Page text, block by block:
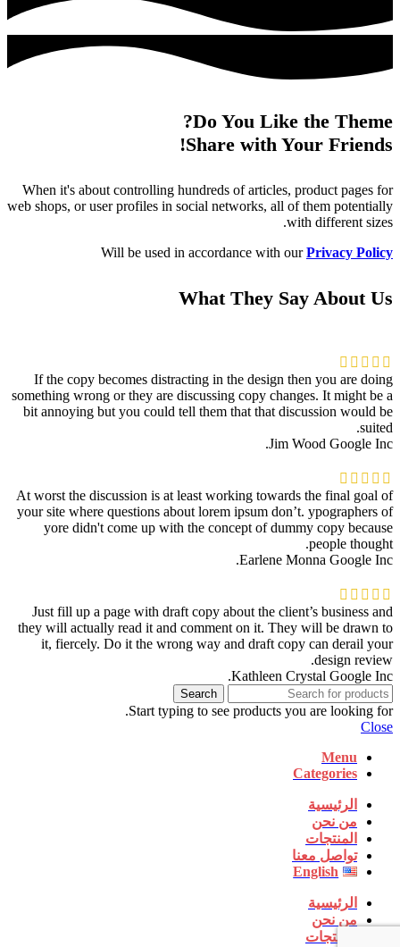
Do You Like the Theme?
Share with Your Friends!
When it's about controlling hundreds of articles, product pages for
web shops, or user profiles in social networks, all of them potentially
with different sizes.
Will be used in accordance with ourPrivacy Policy
What They Say About Us
If the copy becomes distracting in the design then you are doing
something wrong or they are discussing copy changes. It might be a
bit annoying but you could tell them that that discussion would be
suited.
Jim Wood Google Inc.
At worst the discussion is at least working towards the final goal of
your site where questions about lorem ipsum don’t. ypographers of
yore didn't come up with the concept of dummy copy because
people thought.
Earlene Monna Google Inc.
Just fill up a page with draft copy about the client’s business and
they will actually read it and comment on it. They will be drawn to
it, fiercely. Do it the wrong way and draft copy can derail your
design review.
Kathleen Crystal Google Inc.
Search
Start typing to see products you are looking for.
Close
Menu
Categories
الرئيسية
من نحن
المنتجات
تواصل معنا
English
الرئيسية
من نحن
المنتجات